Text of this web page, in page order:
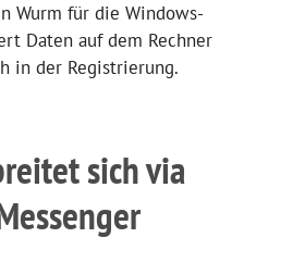
Wurm für die Windows-
Daten auf dem Rechner
in der Registrierung.
sich via